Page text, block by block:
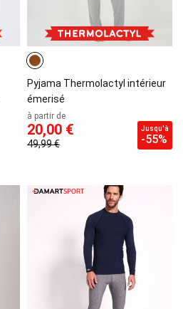
Pyjama Thermolactyl intérieur
émerisé
à partir de
20,00 €
49,99 €
Jusqu'à
-55%